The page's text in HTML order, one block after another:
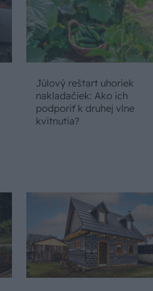
Júlový reštart uhoriek
nakladačiek: Ako ich
podporiť k druhej vlne
kvitnutia?